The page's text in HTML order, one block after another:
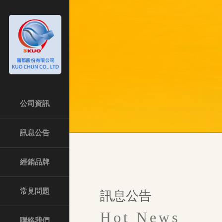
公司資訊
訊息公告
經銷品牌
常見問題 訊息公告
Hot News